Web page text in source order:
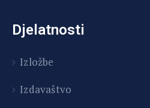
Djelatnosti
Izložbe
Izdavaštvo